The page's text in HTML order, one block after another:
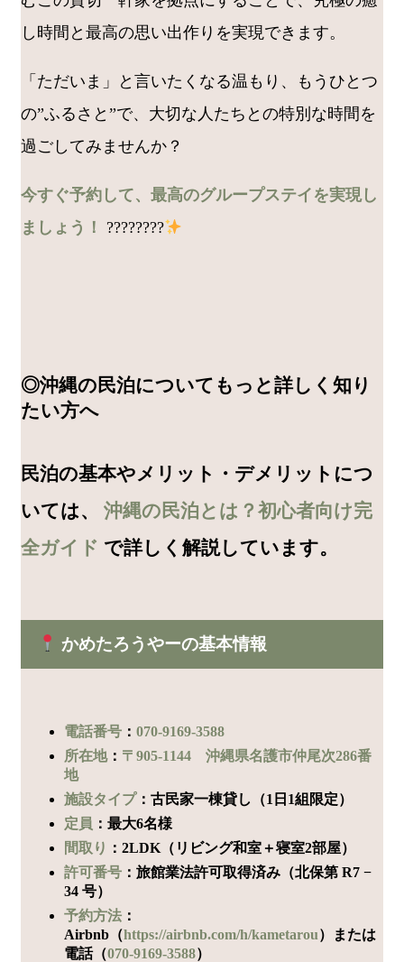
し時間と最高の思い出作りを実現できます。
「ただいま」と言いたくなる温もり、もうひとつ
の”ふるさと”で、大切な人たちとの特別な時間を
過ごしてみませんか？
今すぐ予約して、最高のグループステイを実現し
ましょう！
????????
◎沖縄の民泊についてもっと詳しく知り
たい方へ
民泊の基本やメリット・デメリットにつ
いては、 沖縄の民泊とは？初心者向け完
全ガイド で詳しく解説しています。
かめたろうやーの基本情報
電話番号 ： 070-9169-3588
所在地： 〒905-1144 沖縄県名護市仲尾次286番
地
施設タイプ：古民家一棟貸し（1日1組限定）
定員 ：最大6名様
間取り ：2LDK（リビング和室＋寝室2部屋）
許可番号 ：旅館業法許可取得済み（北保第 R7 −
34 号）
予約方法 ：
Airbnb（https://airbnb.com/h/kametarou）または
電話（070-9169-3588）